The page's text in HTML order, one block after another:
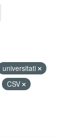
universitati
CSV